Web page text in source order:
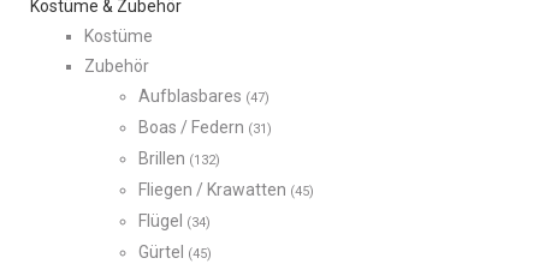
Kostüme & Zubehör
Kostüme
Zubehör
Aufblasbares (47)
Boas / Federn (31)
Brillen (132)
Fliegen / Krawatten (45)
Flügel (34)
Gürtel (45)